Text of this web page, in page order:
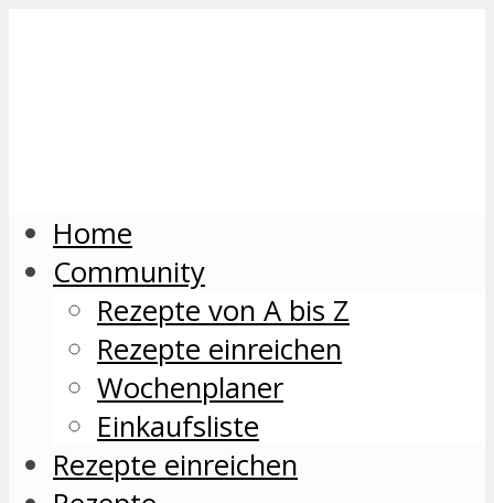
Home
Community
Rezepte von A bis Z
Rezepte einreichen
Wochenplaner
Einkaufsliste
Rezepte einreichen